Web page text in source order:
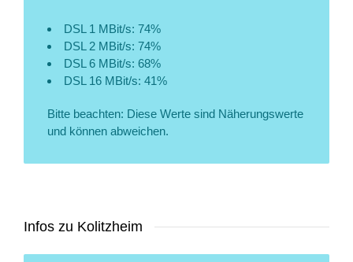
DSL 1 MBit/s: 74%
DSL 2 MBit/s: 74%
DSL 6 MBit/s: 68%
DSL 16 MBit/s: 41%
Bitte beachten: Diese Werte sind Näherungswerte
und können abweichen.
Infos zu Kolitzheim